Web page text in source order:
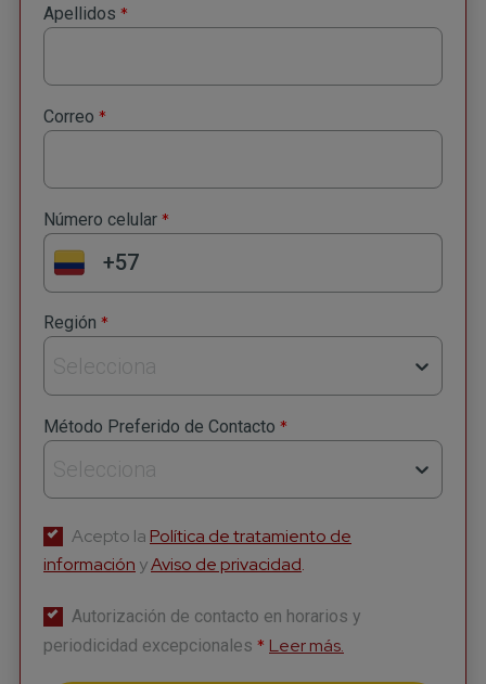
Apellidos *
Correo *
Número celular *
Región *
Selecciona
Método Preferido de Contacto *
Selecciona
Acepto la Política de tratamiento de
información yAviso de privacidad.
Autorización de contacto en horarios y
periodicidad excepcionales * Leer más.